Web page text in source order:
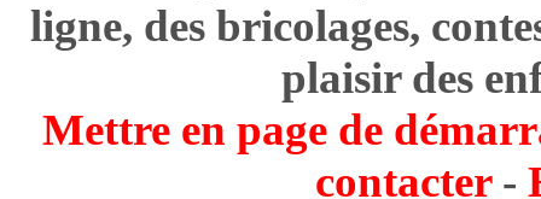
ligne, des bricolages,
plaisir des
Mettre en page de
contacter-